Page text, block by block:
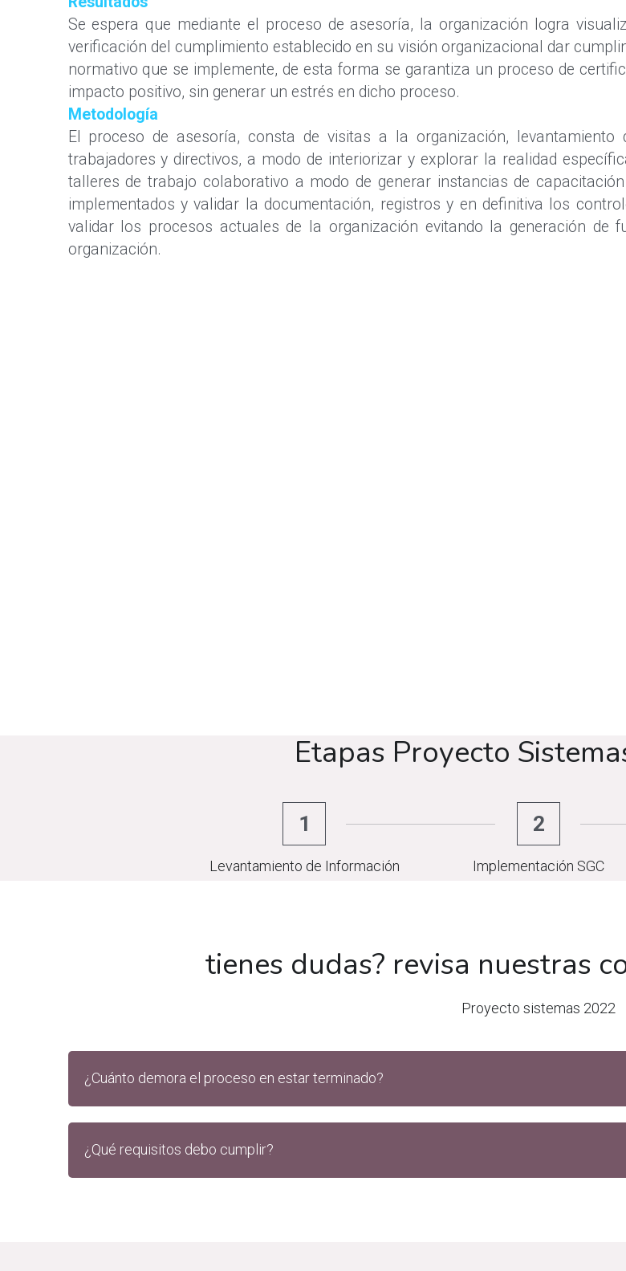
Se espera que mediante el proceso de asesoría, la organización logra
verificación del cumplimiento establecido en su visión organizacional dar
normativo que se implemente, de esta forma se garantiza un proceso de
impacto positivo, sin generar un estrés en dicho proceso.
Metodología
El proceso de asesoría, consta de visitas a la organización,
trabajadores y directivos, a modo de interiorizar y explorar la realidad
talleres de trabajo colaborativo a modo de generar instancias de
implementados y validar la documentación, registros y en definitiva los
validar los procesos actuales de la organización evitando la generación de
organización.
Etapas Proyecto
1
Levantamiento de Información
2
Implementación SGC
tienes dudas? revisa nuestras
Proyecto sistemas 2022
¿Cuánto demora el proceso en estar terminado?
¿Qué requisitos debo cumplir?